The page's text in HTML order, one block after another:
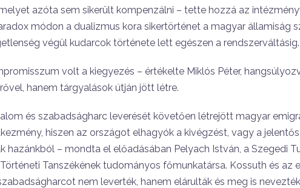
azóta sem sikerült kompenzálni – tette hozzá az
módon a dualizmus kora sikertörténet a magyar államiság
végül kudarcok története lett egészen a rendszerváltásig.
volt a kiegyezés – értékelte Miklós Péter,
hanem tárgyalások útján jött létre.
és szabadságharc leverését követően létrejött magyar
hiszen az országot elhagyók a kivégzést, vagy a
hazánkból – mondta el előadásában Pelyach István, a Szegedi
Tanszékének tudományos főmunkatársa. Kossuth és az
nem leverték, hanem elárulták és meg is